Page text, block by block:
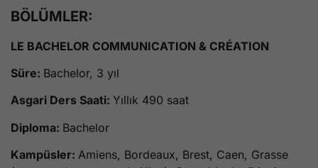
BÖLÜMLER:
LE BACHELOR COMMUNICATION & CRÉATION
Süre: Bachelor, 3 yıl
Asgari Ders Saati: Yıllık 490 saat
Diploma: Bachelor
Kampüsler: Amiens, Bordeaux, Brest, Caen, Grasse